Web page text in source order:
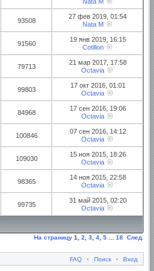
93508
27 фев 2019, 01:54
Nata M
91560
19 янв 2019, 16:15
Cotillon
79713
21 мар 2017, 17:58
Octavia
99803
17 окт 2016, 01:01
Octavia
84968
17 сен 2016, 19:06
Octavia
100846
07 сен 2016, 14:12
Octavia
109030
15 ноя 2015, 18:26
Octavia
98365
14 ноя 2015, 22:58
Octavia
99735
31 май 2015, 02:20
Octavia
На страницу 1 2 3 4 5 18 След.
FAQ • Поиск • Вход